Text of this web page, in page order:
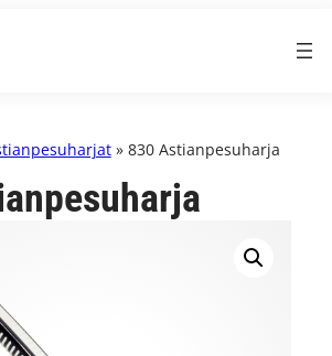
» 830 Astianpesuharja